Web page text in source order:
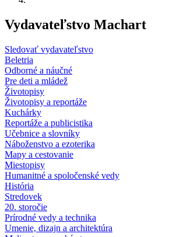
Vydavateľstvo Machart
Sledovať vydavateľstvo
Beletria
Odborné a náučné
Pre deti a mládež
Životopisy
Životopisy a reportáže
Kuchárky
Reportáže a publicistika
Učebnice a slovníky
Náboženstvo a ezoterika
Mapy a cestovanie
Miestopisy
Humanitné a spoločenské vedy
História
Stredovek
20. storočie
Prírodné vedy a technika
Umenie, dizajn a architektúra